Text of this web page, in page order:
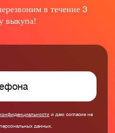
в течение 3
выкупа!
и даю согласие на
данных.